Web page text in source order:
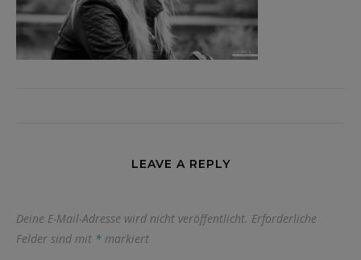
LEAVE A REPLY
Deine E-Mail-Adresse wird nicht veröffentlicht. Erforderliche
Felder sind mit * markiert